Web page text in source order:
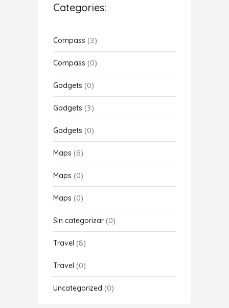
Categories:
Compass (3)
Compass (0)
Gadgets (0)
Gadgets (3)
Gadgets (0)
Maps (6)
Maps (0)
Maps (0)
Sin categorizar (0)
Travel (8)
Travel (0)
Uncategorized (0)